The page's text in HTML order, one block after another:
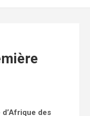
d’Afrique des